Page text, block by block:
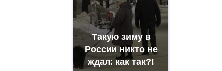
Такую зиму в
России никто не
ждал: как так?!